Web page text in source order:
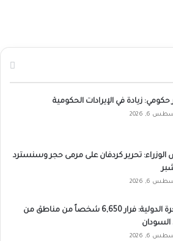
حكومي: زيادة في الإيرادات الحكومية
6, 2026
الوزراء: تحرير كردفان على مرمى حجر وسنسترد
6, 2026
الهجرة الدولية: فرار 6,650 شخصاً من مناطق من
السودان
6, 2026